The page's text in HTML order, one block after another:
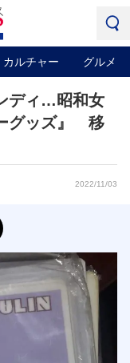
カルチャー グルメ
ディ…昭和女
グッズ』 移
2022/11/03